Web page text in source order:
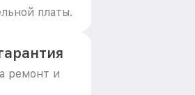
платы.
ремонт и